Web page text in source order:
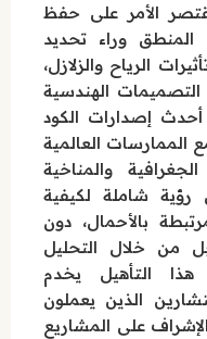
الأمر على حفظ
وراء تحديد
الرياح والزلازل،
الهندسية
أحدث إصدارات الكود
الممارسات العالمية
والمناخية
رؤية شاملة لكيفية
بالأحمال، دون
من خلال التحليل
التأهيل يخدم
الذين يعملون
على المشاريع